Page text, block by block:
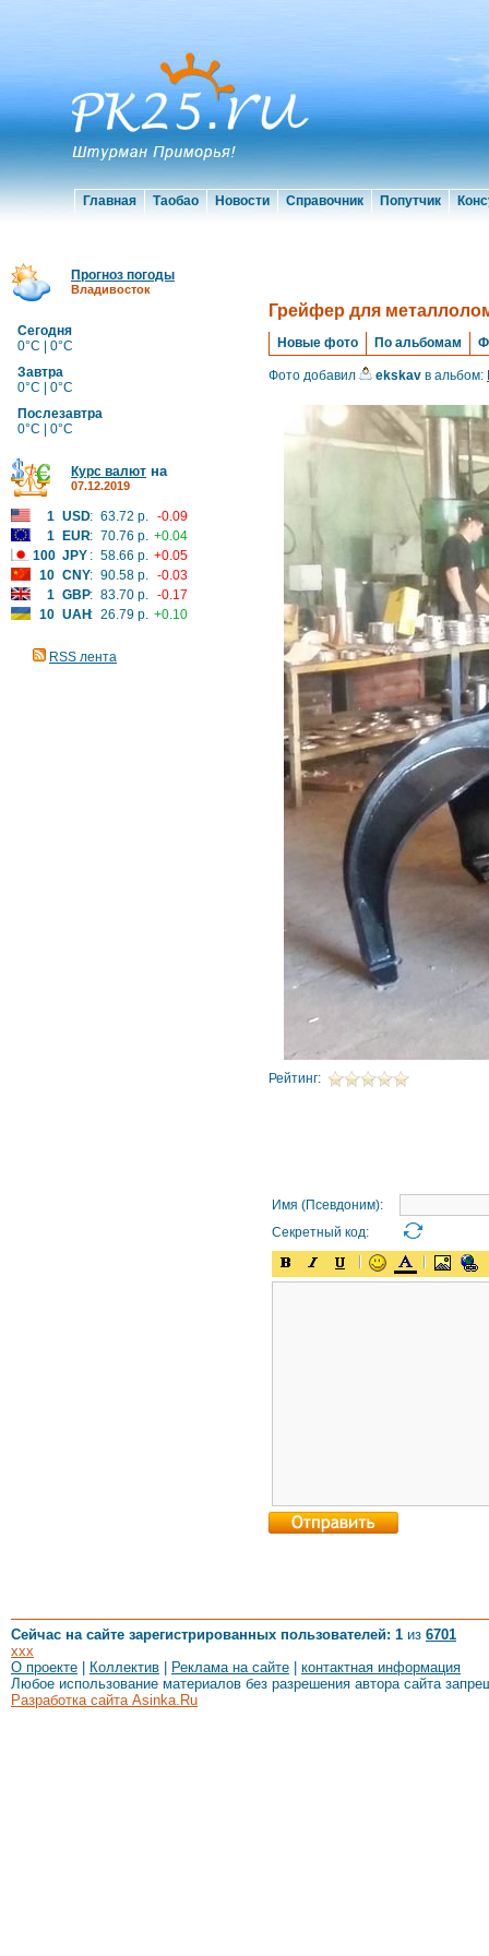
Главная Таобао Новости Справочник Попутчик
Прогноз погоды
Владивосток
Сегодня
0°C | 0°C
Завтра
0°C | 0°C
Послезавтра
0°C | 0°C
Курс валют на
07.12.2019
1 USD: 63.72 р. -0.09
1
EUR: 70.76 р. +0.04
100 JPY : 58.66 р. +0.05
10 CNY: 90.58 р. -0.03
1 GBP: 83.70 р. -0.17
10 UAH: 26.79 р. +0.10
RSS лента
Грейфер для
Новые фото По альбомам
Фото добавил ekskav в альбом:
Рейтинг:
Имя (Псевдоним):
Секретный код:
Сейчас на сайте зарегистрированных пользователей: 1 из 6701
xxx
О проекте
Коллектив Реклама на сайте
контактная информация
Любое использование материалов без разрешения автора сайта
Разработка сайта Asinka.Ru